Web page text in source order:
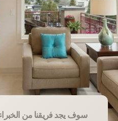
سوف يجد فريقنا من